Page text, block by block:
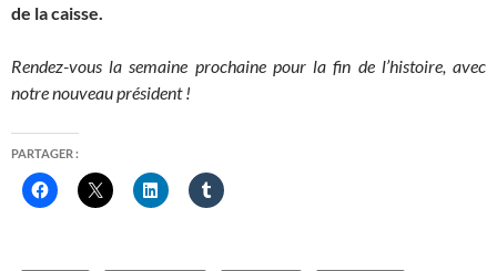
de la caisse.
Rendez-vous la semaine prochaine pour la fin de l’histoire, avec
notre nouveau président !
PARTAGER :